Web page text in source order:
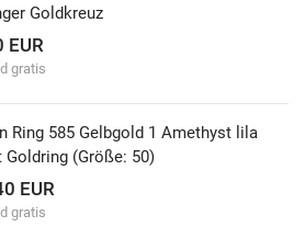
Goldkreuz
EUR
gratis
Ring 585 Gelbgold 1 Amethyst lila
(Größe: 50)
EUR
gratis